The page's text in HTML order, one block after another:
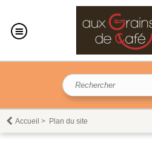
Accueil > Plan du site